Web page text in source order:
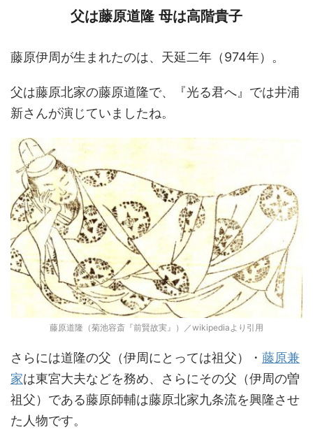
父は藤原道隆 母は高階貴子
藤原伊周が生まれたのは、天延二年（974年）。
父は藤原北家の藤原道隆で、『光る君へ』では井浦
新さんが演じていましたね。
藤原道隆（菊池容斎『前賢故実』）／wikipediaより引用
さらには道隆の父（伊周にとっては祖父）・ 藤原兼
家は東宮大夫などを務め、さらにその父（伊周の曽
祖父）である藤原師輔は藤原北家九条流を興隆させ
た人物です。